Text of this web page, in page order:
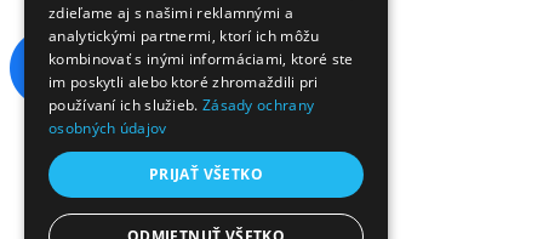
Akciový tovar
Partnerský program
Darčekové poukážky
Reklamácie
zdieľame aj s našimi reklamnými a
analytickými partnermi, ktorí ich môžu
kombinovať s inými informáciami, ktoré ste
im poskytli alebo ktoré zhromaždili pri
používaní ich služieb. Zásady ochrany
osobných údajov
PRIJAŤ VŠETKO